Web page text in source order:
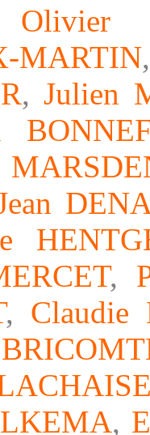
Olivier
MARTIN
,Julien
,
, Claudie
LKEMA,